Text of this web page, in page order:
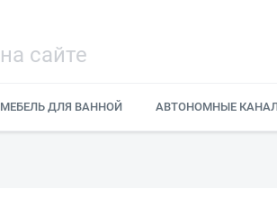
МЕБЕЛЬ ДЛЯ ВАННОЙ АВТОНОМНЫЕ